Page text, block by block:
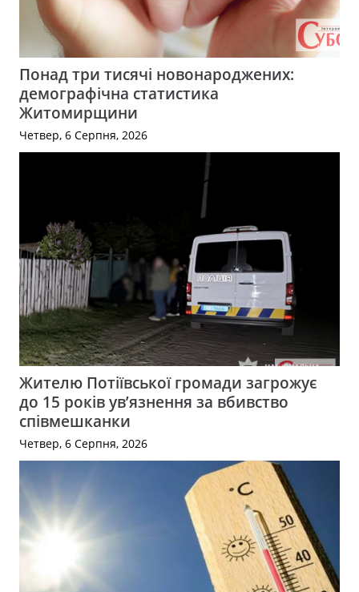
Понад три тисячі новонароджених:
демографічна статистика
Житомирщини
Четвер, 6 Серпня, 2026
Жителю Потіївської громади загрожує
до 15 років ув’язнення за вбивство
співмешканки
Четвер, 6 Серпня, 2026